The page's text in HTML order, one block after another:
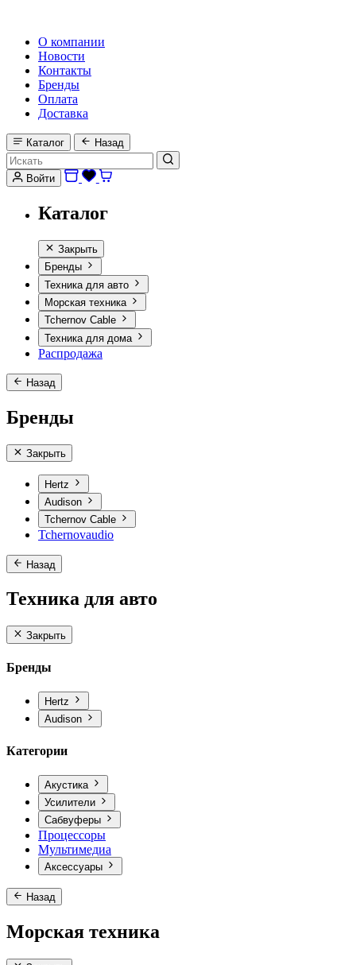
О компании
Новости
Контакты
Бренды
Оплата
Доставка
Каталог Назад
Войти
Каталог
Закрыть
Бренды
Техника для авто
Морская техника
Tchernov Cable
Техника для дома
Распродажа
Назад
Бренды
Закрыть
Hertz
Audison
Tchernov Cable
Tchernovaudio
Назад
Техника для авто
Закрыть
Бренды
Hertz
Audison
Категории
Акустика
Усилители
Сабвуферы
Процессоры
Мультимедиа
Аксессуары
Назад
Морская техника